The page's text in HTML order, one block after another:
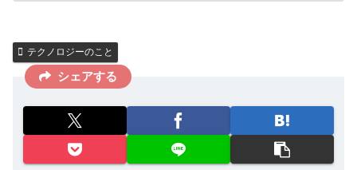
テクノロジーのこと
シェアする